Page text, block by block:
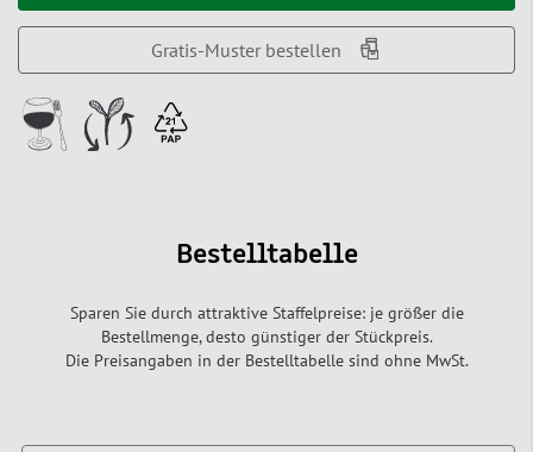
Gratis-Muster bestellen
Bestelltabelle
Sparen Sie durch attraktive Staffelpreise: je größer die
Bestellmenge, desto günstiger der Stückpreis.
Die Preisangaben in der Bestelltabelle sind ohne MwSt.